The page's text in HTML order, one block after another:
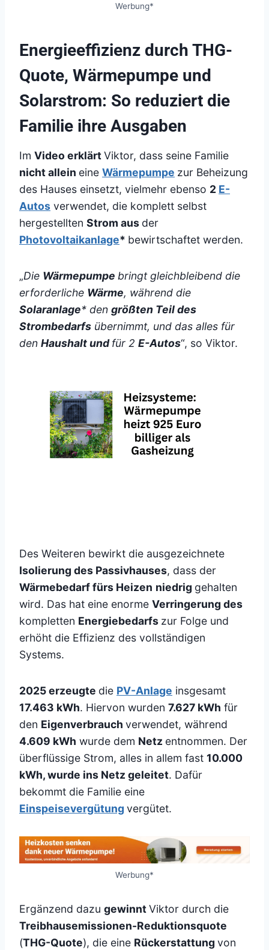
Werbung*
Energieeffizienz durch THG-
Quote, Wärmepumpe und
Solarstrom: So reduziert die
Familie ihre Ausgaben
Im Video erklärtViktor, dass seine Familie
nicht allein eine Wärmepumpe zur Beheizung
des Hauses einsetzt, vielmehr ebenso 2 E-
Autos verwendet, die komplett selbst
hergestellten Strom aus der
Photovoltaikanlage* bewirtschaftet werden.
„Die Wärmepumpe bringt gleichbleibend die
erforderliche Wärme, während die
Solaranlage* den größten Teil des
Strombedarfs übernimmt, und das alles für
den Haushalt undfür 2 E-Autos“, so Viktor.
Des Weiteren bewirkt die ausgezeichnete
Isolierung des Passivhauses, dass der
Wärmebedarf fürs Heizen niedrig gehalten
wird. Das hat eine enorme Verringerung des
kompletten Energiebedarfs zur Folge und
erhöht die Effizienz des vollständigen
Systems.
2025 erzeugte die PV-Anlage insgesamt
17.463 kWh. Hiervon wurden 7.627 kWh für
den Eigenverbrauch verwendet, während
4.609 kWh wurde dem Netz entnommen. Der
überflüssige Strom, alles in allem fast 10.000
kWh, wurde ins Netz geleitet. Dafür
bekommt die Familie eine
Einspeisevergütung vergütet.
Werbung*
Ergänzend dazu gewinntViktor durch die
Treibhausemissionen-Reduktionsquote
(THG-Quote), die eine Rückerstattung von